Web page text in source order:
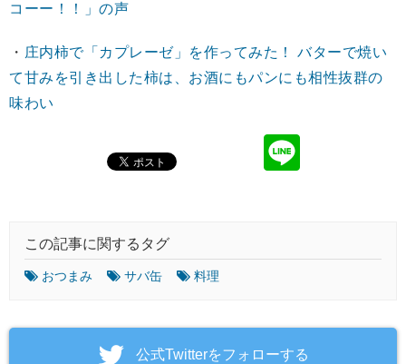
コーー！！」の声
・ 庄内柿で「カプレーゼ」を作ってみた！ バターで焼い
て甘みを引き出した柿は、お酒にもパンにも相性抜群の
味わい
この記事に関するタグ
おつまみ サバ缶 料理
‎公式Twitterをフォローする